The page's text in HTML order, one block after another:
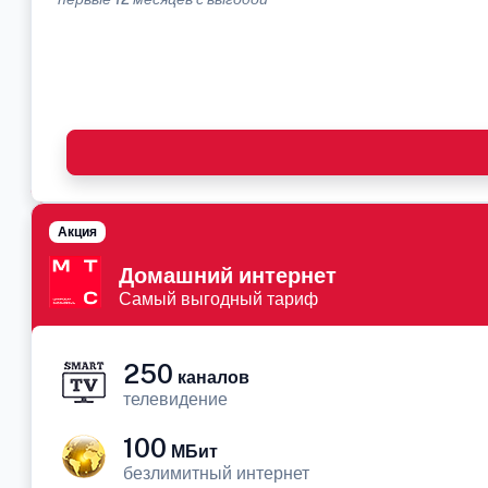
Домашний интернет
Самый выгодный тариф
Акция
250 каналов
телевидение
100 МБит
безлимитный интернет